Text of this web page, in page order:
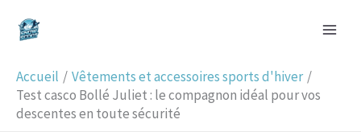
Accueil
Vêtements et accessoires sports d'hiver
Test casco Bollé Juliet : le compagnon idéal pour vos
descentes en toute sécurité
e
c
h
e